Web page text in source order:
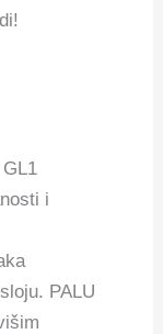
i
PALU